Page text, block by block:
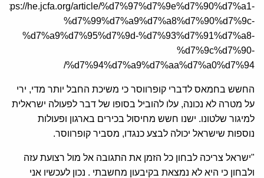
https://he.jcfa.org/article/%d7%97%d7%9e%d7%90%d7%a1-
%d7%99%d7%a9%d7%a8%d7%90%d7%9c-
%d7%a9%d7%95%d7%9d-%d7%93%d7%91%d7%a8-
%d7%9c%d7%90-
%d7%94%d7%a9%d7%aa%d7%a0%d7%94/
החשש בחמאס לדברי קופרווסר כי משיכת החבל יותר מדי, ירי
על מטרה לא נכונה, עלו להוביל בסופו של דבר לפעולה ישראלית
למיגור שלטונו. ישנו חשש מחיסול בכירים בארגון ופעולות
נוספות שישראל יכולה לבצע כנגדו, מסביר קופרווסר.
"ישראל צריכה לבחון כל הזמן את התגובה אל מול רצועת עזה
ולבחון כי היא לא נמצאת בקיבעון מחשבתי . נכון לעכשיו אני